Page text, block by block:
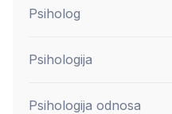
Psiholog
Psihologija
Psihologija odnosa